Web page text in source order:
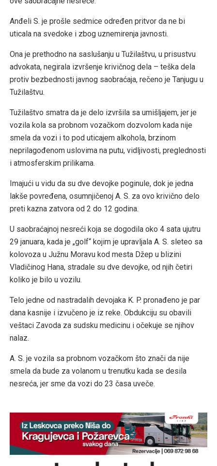
Anđeli S. je prošle sedmice određen pritvor da ne bi
uticala na svedoke i zbog uznemirenja javnosti.
Ona je prethodno na saslušanju u Tužilaštvu, u prisustvu
advokata, negirala izvršenje krivičnog dela – teška dela
protiv bezbednosti javnog saobraćaja, rečeno je Tanjugu u
Tužilaštvu.
Tužilaštvo smatra da je delo izvršila sa umišljajem, jer je
vozila kola sa probnom vozačkom dozvolom kada nije
smela da vozi i to pod uticajem alkohola, brzinom
neprilagođenom uslovima na putu, vidljivosti, preglednosti
i atmosferskim prilikama.
Imajući u vidu da su dve devojke poginule, dok je jedna
lakše povređena, osumnjičenoj A. S. za ovo krivično delo
preti kazna zatvora od 2 do 12 godina.
U saobraćajnoj nesreći koja se dogodila oko 4 sata ujutru
29 januara, kada je „golf“ kojim je upravljala A. S. sleteo sa
kolovoza u Južnu Moravu kod mesta Džep u blizini
Vladičinog Hana, stradale su dve devojke, od njih četiri
koliko je bilo u vozilu.
Telo jedne od nastradalih devojaka K. P. pronađeno je par
dana kasnije i izvučeno je iz reke. Obdukciju su obavili
veštaci Zavoda za sudsku medicinu i očekuje se njihov
nalaz.
A. S. je vozila sa probnom vozačkom što znači da nije
smela da bude za volanom u trenutku kada se desila
nesreća, jer sme da vozi do 23 časa uveče.